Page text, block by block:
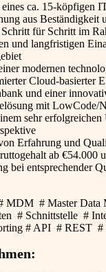
ca. 15-köpfigen
aus Beständigkeit
für Schritt im
und langfristigen
modernen
Cloud-basierter
und einer
mit LowCode/
sehr
Erfahrung und
ab €54.000
bei entsprechender
MDM # Master Data
# Schnittstelle #
# API # REST